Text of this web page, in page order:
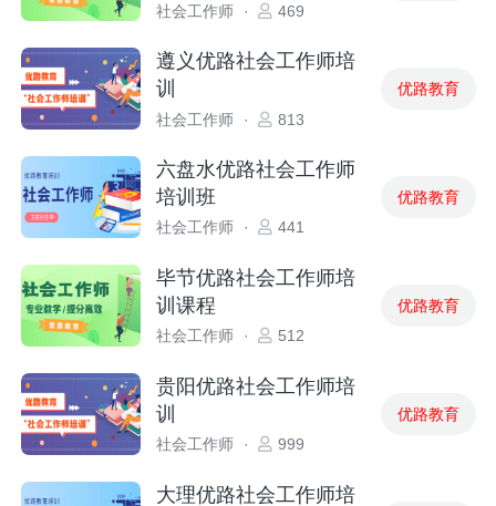
社会工作师 · 469
遵义优路社会工作师培
训
社会工作师 · 813
优路教育
六盘水优路社会工作师
培训班
社会工作师 · 441
优路教育
毕节优路社会工作师培
训课程
社会工作师 · 512
优路教育
贵阳优路社会工作师培
训
社会工作师 · 999
优路教育
大理优路社会工作师培